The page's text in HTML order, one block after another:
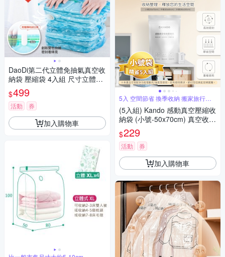
DaoDi第二代立體免抽氣真空收
納袋 壓縮袋 4入組 尺寸立體中
號/大號任選
$499
活動 券
加入購物車
5入 空間節省 換季收納 搬家旅行收
納
(5入組) Kando 感動真空壓縮收
納袋 (小號-50x70cm) 真空收納
袋 壓縮收納袋 長效密封收納袋
省空間收納神器換季衣物壓縮
收納推薦
$229
活動 券
加入購物車